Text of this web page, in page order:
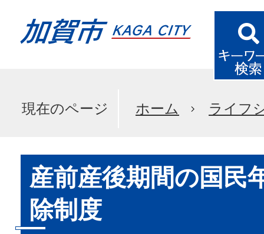
現在のページ ホーム ライフ
産前産後期間の国民
除制度